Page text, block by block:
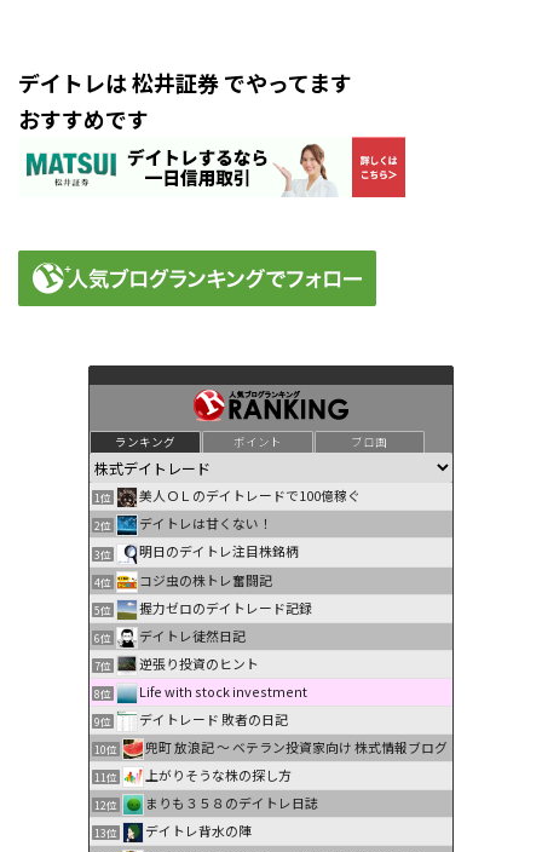
デイトレは 松井証券 でやってます
おすすめです
ランキング ポイント ブロ画
1位 美人ＯＬのデイトレードで100億稼ぐ
2位 デイトレは甘くない！
3位 明日のデイトレ注目株銘柄
4位 コジ虫の株トレ奮闘記
5位 握力ゼロのデイトレード記録
6位 デイトレ徒然日記
7位 逆張り投資のヒント
8位 Life with stock investment
9位 デイトレード 敗者の日記
10位 兜町 放浪記 〜 ベテラン投資家向け 株式情報ブログ
11位 上がりそうな株の探し方
12位 まりも３５８のデイトレ日誌
13位 デイトレ背水の陣